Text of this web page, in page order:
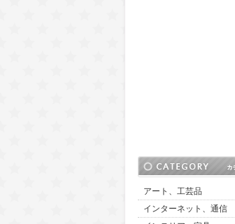
アート、工芸品
インターネット、通信